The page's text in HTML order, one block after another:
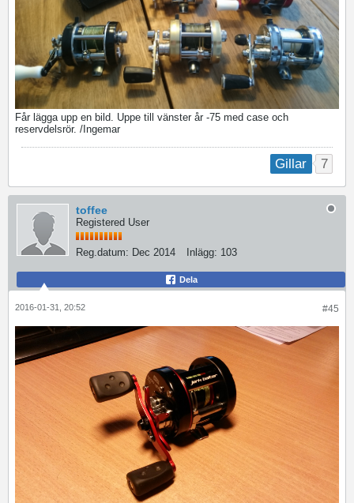
Får lägga upp en bild. Uppe till vänster år -75 med case och
reservdelsrör. /Ingemar
Gillar 7
toffee
Registered User
Reg.datum: Dec 2014 Inlägg: 103
Dela
#45
2016-01-31, 20:52